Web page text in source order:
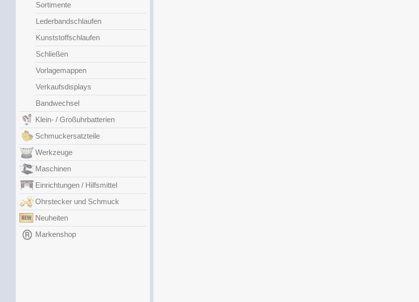
Sortimente
Lederbandschlaufen
Kunststoffschlaufen
Schließen
Vorlagemappen
Verkaufsdisplays
Bandwechsel
Klein- / Großuhrbatterien
Schmuckersatzteile
Werkzeuge
Maschinen
Einrichtungen / Hilfsmittel
Ohrstecker und Schmuck
Neuheiten
Markenshop